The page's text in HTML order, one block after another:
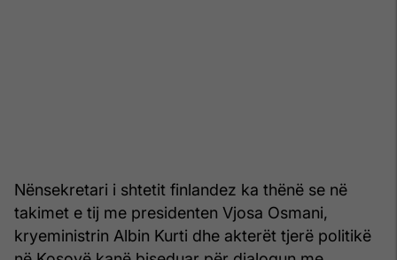
Nënsekretari i shtetit finlandez ka thënë se në
takimet e tij me presidenten Vjosa Osmani,
kryeministrin Albin Kurti dhe akterët tjerë politikë